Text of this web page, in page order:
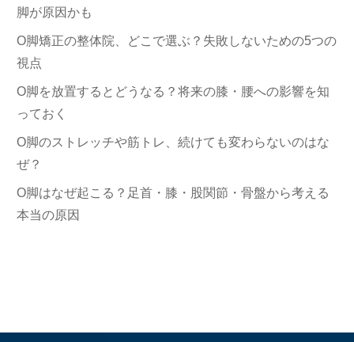
脚が原因かも
O脚矯正の整体院、どこで選ぶ？失敗しないための5つの
視点
O脚を放置するとどうなる？将来の膝・腰への影響を知
っておく
O脚のストレッチや筋トレ、続けても変わらないのはな
ぜ？
O脚はなぜ起こる？足首・膝・股関節・骨盤から考える
本当の原因